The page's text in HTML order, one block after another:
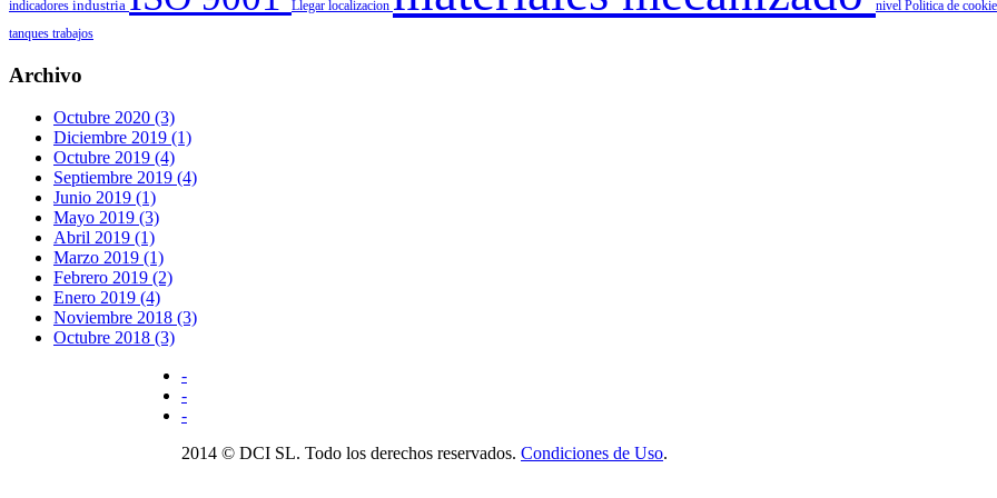
indicadores industria Llegar localizacion nivel Politica de
tanques trabajos
Archivo
Octubre 2020 (3)
Diciembre 2019 (1)
Octubre 2019 (4)
Septiembre 2019 (4)
Junio 2019 (1)
Mayo 2019 (3)
Abril 2019 (1)
Marzo 2019 (1)
Febrero 2019 (2)
Enero 2019 (4)
Noviembre 2018 (3)
Octubre 2018 (3)
-
-
-
2014 © DCI SL. Todo los derechos reservados. Condiciones de Uso.